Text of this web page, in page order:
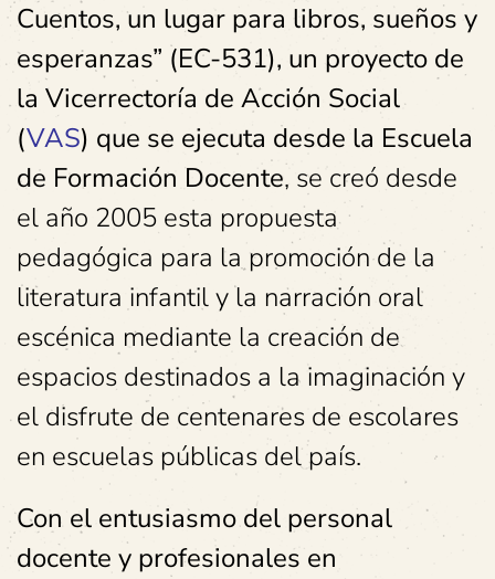
Cuentos, un lugar para libros, sueños y
esperanzas” (EC-531), un proyecto de
la Vicerrectoría de Acción Social
(VAS) que se ejecuta desde la Escuela
de Formación Docente, se creó desde
el año 2005 esta propuesta
pedagógica para la promoción de la
literatura infantil y la narración oral
escénica mediante la creación de
espacios destinados a la imaginación y
el disfrute de centenares de escolares
en escuelas públicas del país.
Con el entusiasmo del personal
docente y profesionales en